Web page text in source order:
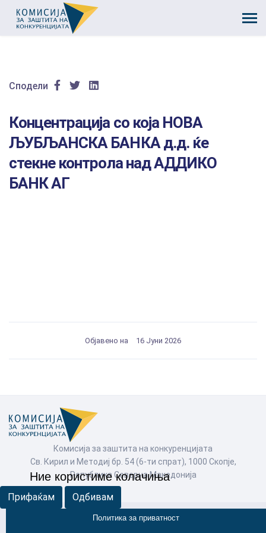
Сподели
Концентрација со која НОВА
ЉУБЉАНСКА БАНКА д.д. ќе
стекне контрола над АДДИКО
БАНК АГ
Објавено на 16 Јуни 2026
Комисија за заштита на конкуренцијата
Св. Кирил и Методиј бр. 54 (6-ти спрат), 1000 Скопје,
Република Северна Македонија
© Комисија за заштита на конкуренцијата 2026
Ние користиме колачиња
Прифаќам Одбивам
Политика за приватност